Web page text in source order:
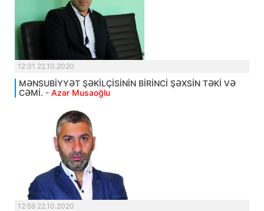
12:31 22.10.2020
MƏNSUBİYYƏT ŞƏKİLÇİSİNİN BİRİNCİ ŞƏXSİN TƏKİ VƏ
CƏMİ. - Azər Musaoğlu
12:59 22.10.2020